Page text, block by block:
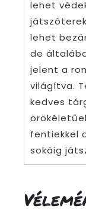
lehet
lehet
de
jelent a
világítva.
kedves
fentiekkel
sokáig